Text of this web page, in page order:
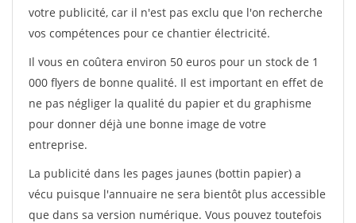
votre publicité, car il n'est pas exclu que l'on recherche
vos compétences pour ce chantier électricité.
Il vous en coûtera environ 50 euros pour un stock de 1
000 flyers de bonne qualité. Il est important en effet de
ne pas négliger la qualité du papier et du graphisme
pour donner déjà une bonne image de votre
entreprise.
La publicité dans les pages jaunes (bottin papier) a
vécu puisque l'annuaire ne sera bientôt plus accessible
que dans sa version numérique. Vous pouvez toutefois